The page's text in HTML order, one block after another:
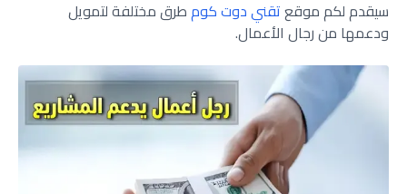
سيقدم لكم موقعتقني دوت كومطرق مختلفة لتمويل
ودعمها من رجال الأعمال.